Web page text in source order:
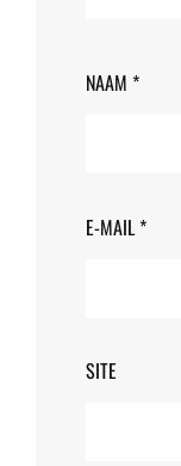
NAAM *
E-MAIL *
SITE